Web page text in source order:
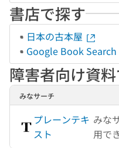
書店で探す
日本の古本屋
Google Book Search
障害者向け資
みなサーチ
プレーンテキ
スト
みな
用で